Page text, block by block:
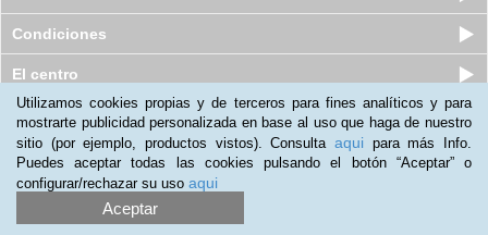
Condiciones
El centro
Utilizamos cookies propias y de terceros para fines analíticos y para
mostrarte publicidad personalizada en base al uso que haga de nuestro
sitio (por ejemplo, productos vistos). Consulta aqui para más Info.
Puedes aceptar todas las cookies pulsando el botón “Aceptar” o
configurar/rechazar su uso aqui
Aceptar
Quiénes somos Preguntas frecuentes Atención al Cliente
Promociona tu negocio|Programa de Afiliación
2012-2026 Aprendum